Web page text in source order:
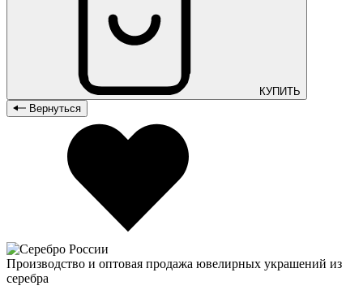
КУПИТЬ
Вернуться
Производство и оптовая продажа ювелирных украшений из
серебра